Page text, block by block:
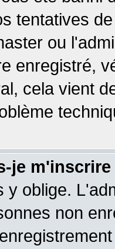
tentatives
ou
enregistré,
cela vient
je
y oblige.
non